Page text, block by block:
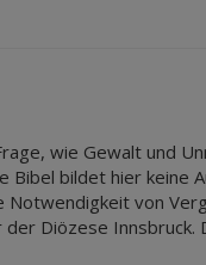
wie Gewalt und
Bibel bildet hier keine
von
Diözese